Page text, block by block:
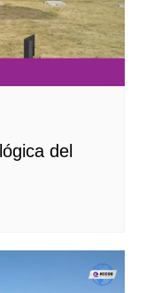
del